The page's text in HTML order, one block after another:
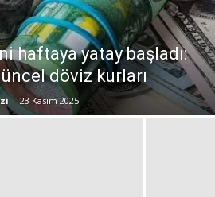
haftaya yatay başladı:
döviz kurları
- 23 Kasım 2025